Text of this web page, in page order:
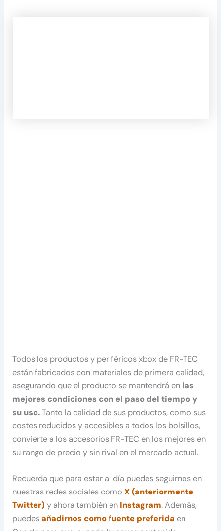
Todos los productos y periféricos xbox de FR-TEC
están fabricados con materiales de primera calidad,
asegurando que el producto se mantendrá en las
mejores condiciones con el paso del tiempo y
su uso.Tanto la calidad de sus productos, como sus
costes reducidos y accesibles a todos los bolsillos,
convierte a los accesorios FR-TEC en los mejores en
su rango de precio y sin rival en el mercado actual.
Recuerda que para estar al día puedes seguirnos en
nuestras redes sociales comoX (anteriormente
Twitter) y ahora también en Instagram. Además,
puedesañadirnos como fuente preferida en